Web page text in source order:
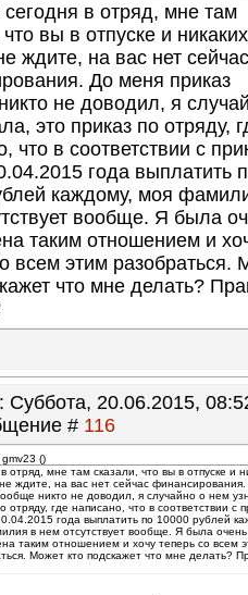
в отряд, мне там
вы в отпуске и никаких
ждите, на вас нет сейчас
До меня приказ
не доводил, я
это приказ по отряду,
что в соответствии с
года выплатить
каждому, моя
вообще. Я была
таким отношением и
всем этим разобраться.
что мне делать?
Суббота, 20.06.2015,
# 116
gmv23 ()
отряд, мне там сказали, что вы в отпуске и
ждите, на вас нет сейчас
никто не доводил, я случайно о нем
отряду, где написано, что в соответствии с
года выплатить по 10000 рублей
в нем отсутствует вообще. Я была очень
таким отношением и хочу теперь со всем
Может кто подскажет что мне делать?